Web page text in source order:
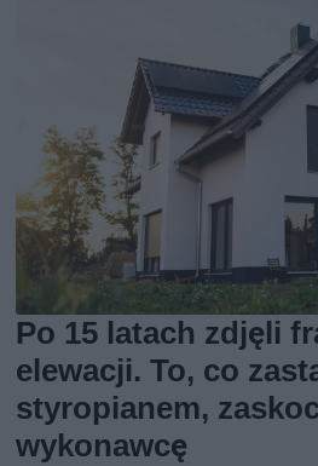
Po 15 latach zdjęli
elewacji. To, co
styropianem,
wykonawcę